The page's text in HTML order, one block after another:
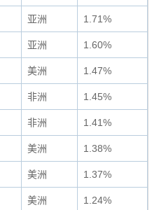
亚洲 1.71%
亚洲 1.60%
美洲 1.47%
非洲 1.45%
非洲 1.41%
美洲 1.38%
美洲 1.37%
美洲 1.24%